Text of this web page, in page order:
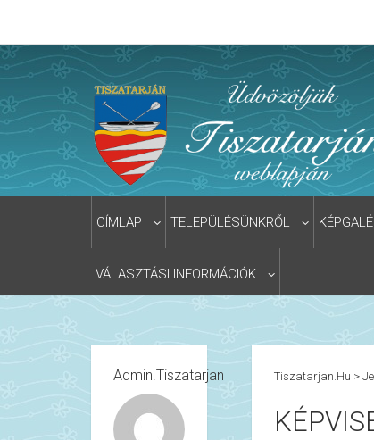
CÍMLAP TELEPÜLÉSÜNKRŐL
VÁLASZTÁSI INFORMÁCIÓK
Admin.tiszatarjan Tiszatarjan.hu >